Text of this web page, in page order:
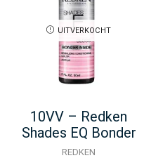
UITVERKOCHT
10VV – Redken
Shades EQ Bonder
Inside – 60ML
REDKEN